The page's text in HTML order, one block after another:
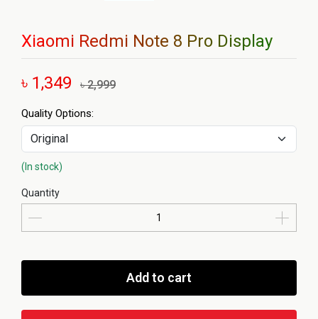
Xiaomi Redmi Note 8 Pro Display
৳ 1,349 ৳ 2,999
Quality Options:
(In stock)
Quantity
Add to cart